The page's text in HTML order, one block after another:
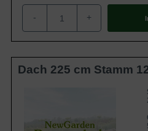
- +
Dach 225 cm Stamm